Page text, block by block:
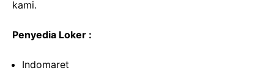
kami.
Penyedia Loker :
Indomaret